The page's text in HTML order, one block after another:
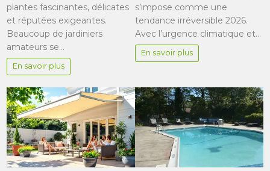
plantes fascinantes, délicates
et réputées exigeantes.
Beaucoup de jardiniers
amateurs se…
En savoir plus
s’impose comme une
tendance irréversible 2026.
Avec l’urgence climatique et…
En savoir plus